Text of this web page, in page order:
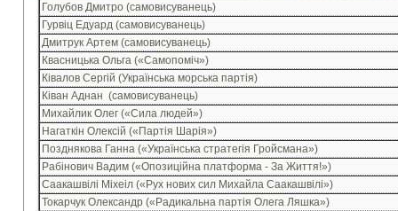
Голубов Дмитро (самовисуванець)
Гурвіц Едуард (самовисуванець)
Дмитрук Артем (самовисуванець)
Квасницька Ольга («Самопоміч»)
Ківалов Сергій (Українська морська партія)
Ківан Аднан (самовисуванець)
Михайлик Олег («Сила людей»)
Нагаткін Олексій («Партія Шарія»)
Позднякова Ганна («Українська стратегія Гройсмана»)
Рабінович Вадим («Опозиційна платформа - За Життя!»)
Саакашвілі Міхеіл («Рух нових сил Михайла Саакашвілі»)
Токарчук Олександр («Радикальна партія Олега Ляшка»)